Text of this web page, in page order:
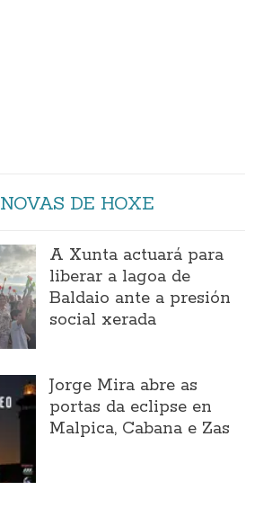
NOVAS DE HOXE
A Xunta actuará para
liberar a lagoa de
Baldaio ante a presión
social xerada
Jorge Mira abre as
portas da eclipse en
Malpica, Cabana e Zas